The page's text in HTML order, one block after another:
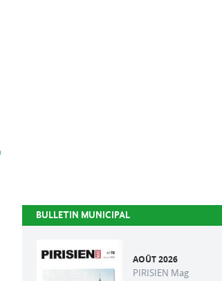
BULLETIN MUNICIPAL
AOÛT 2026
PIRISIEN Mag